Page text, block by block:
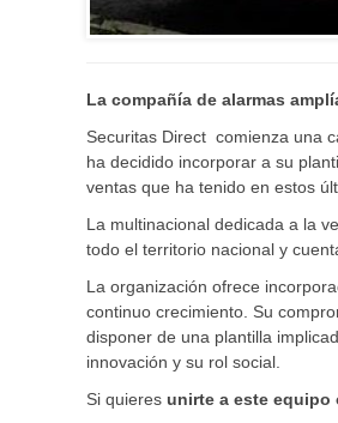
La compañía de alarmas
Securitas Direct comienza una
ha decidido incorporar a su
ventas que ha tenido en estos
La multinacional dedicada a la
todo el territorio nacional y
La organización ofrece
continuo crecimiento. Su
disponer de una plantilla
innovación y su rol social.
Si quieres unirte a este equipo